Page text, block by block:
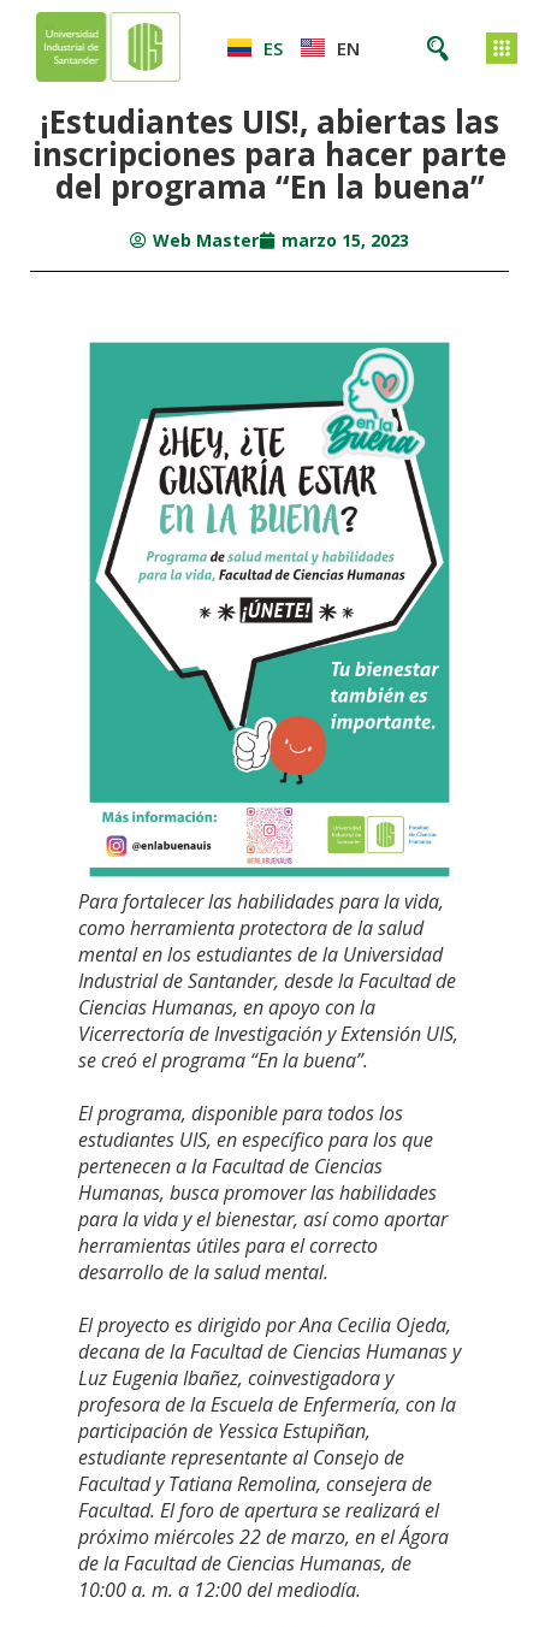
ES EN
¡Estudiantes UIS!, abiertas las
inscripciones para hacer parte
del programa “En la buena”
Web Master marzo 15, 2023
Para fortalecer las habilidades para la vida,
como herramienta protectora de la salud
mental en los estudiantes de la Universidad
Industrial de Santander, desde la Facultad de
Ciencias Humanas, en apoyo con la
Vicerrectoría de Investigación y Extensión UIS,
se creó el programa “En la buena”.
El programa, disponible para todos los
estudiantes UIS, en específico para los que
pertenecen a la Facultad de Ciencias
Humanas, busca promover las habilidades
para la vida y el bienestar, así como aportar
herramientas útiles para el correcto
desarrollo de la salud mental.
El proyecto es dirigido por Ana Cecilia Ojeda,
decana de la Facultad de Ciencias Humanas y
Luz Eugenia Ibañez, coinvestigadora y
profesora de la Escuela de Enfermería, con la
participación de Yessica Estupiñan,
estudiante representante al Consejo de
Facultad y Tatiana Remolina, consejera de
Facultad. El foro de apertura se realizará el
próximo miércoles 22 de marzo, en el Ágora
de la Facultad de Ciencias Humanas, de
10:00 a. m. a 12:00 del mediodía.